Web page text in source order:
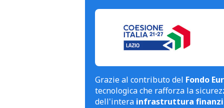
Grazie al contributo del Fondo
tecnologica che rafforza la
dell'intera infrastruttura